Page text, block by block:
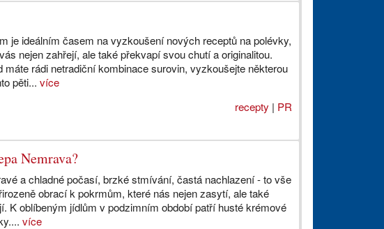
je ideálním časem na vyzkoušení nových receptů na polévky,
nejen zahřejí, ale také překvapí svou chutí a originalitou.
máte rádi netradiční kombinace surovin, vyzkoušejte některou
pěti...více
recepty | PR
Nemrava?
a chladné počasí, brzké stmívání, častá nachlazení - to vše
obrací k pokrmům, které nás nejen zasytí, ale také
K oblíbeným jídlům v podzimním období patří husté krémové
více